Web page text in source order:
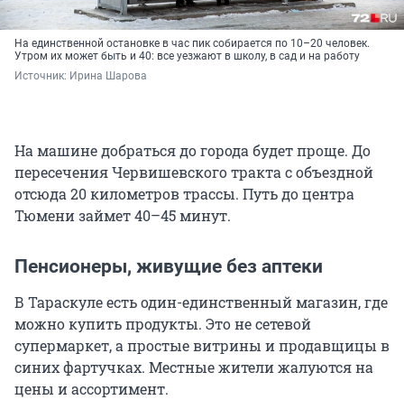
На единственной остановке в час пик собирается по 10–20 человек.
Утром их может быть и 40: все уезжают в школу, в сад и на работу
Источник: Ирина Шарова
На машине добраться до города будет проще. До
пересечения Червишевского тракта с объездной
отсюда 20 километров трассы. Путь до центра
Тюмени займет 40–45 минут.
Пенсионеры, живущие без аптеки
В Тараскуле есть один-единственный магазин, где
можно купить продукты. Это не сетевой
супермаркет, а простые витрины и продавщицы в
синих фартучках. Местные жители жалуются на
цены и ассортимент.